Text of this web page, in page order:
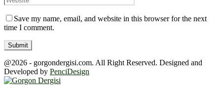
Save my name, email, and website in this browser for the next
time I comment.
@2026 - gorgondergisi.com. All Right Reserved. Designed and
Developed by PenciDesign